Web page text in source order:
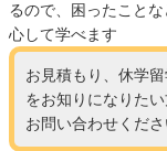
るので、困ったこと
心して学べます
お見積もり、休学
をお知りになりた
お問い合わせくだ